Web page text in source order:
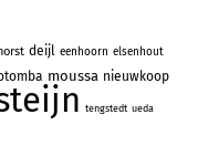
deijl eenhoorn elsenhout
moussa nieuwkoop
tengstedt ueda